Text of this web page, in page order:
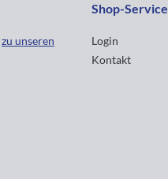
zu unseren
Shop-Service
Login
Kontakt